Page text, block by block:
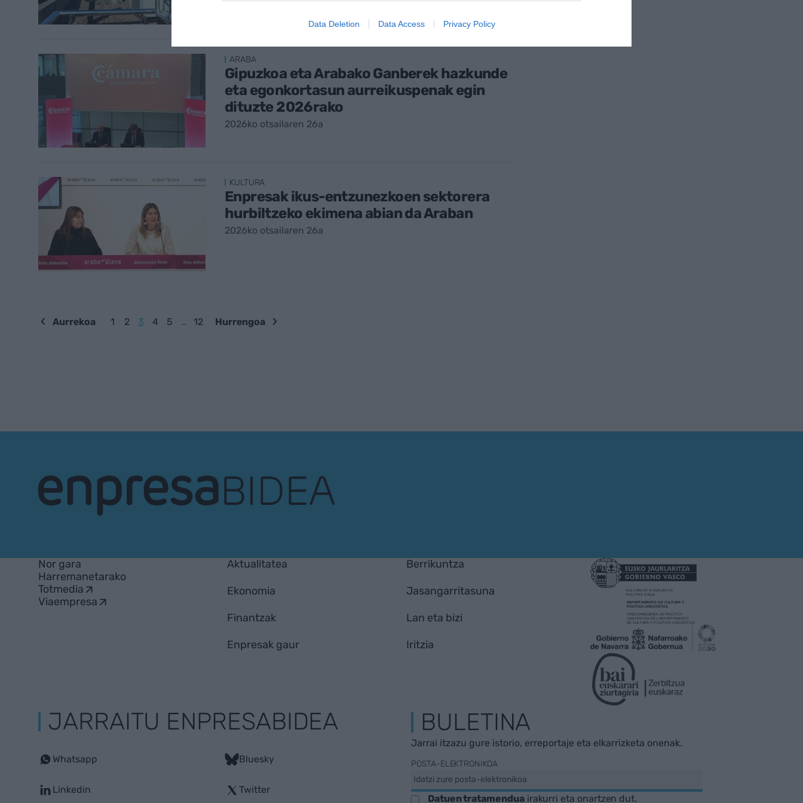
Data Deletion Data Access Privacy Policy
ARABA
Gipuzkoa eta Arabako Ganberek hazkunde
eta egonkortasun aurreikuspenak egin
dituzte 2026rako
2026ko otsailaren 26a
KULTURA
Enpresak ikus-entzunezkoen sektorera
hurbiltzeko ekimena abian da Araban
2026ko otsailaren 26a
Aurrekoa 1 2 3 4 5 … 12 Hurrengoa
Nor gara
Harremanetarako
Totmedia
Viaempresa
Aktualitatea
Ekonomia
Finantzak
Enpresak gaur
Berrikuntza
Jasangarritasuna
Lan eta bizi
Iritzia
JARRAITU ENPRESABIDEA
Whatsapp
Linkedin
Bluesky
Twitter
BULETINA
Jarrai itzazu gure istorio, erreportaje eta elkarrizketa onenak.
POSTA-ELEKTRONIKOA
Datuen tratamenduairakurri eta onartzen dut.